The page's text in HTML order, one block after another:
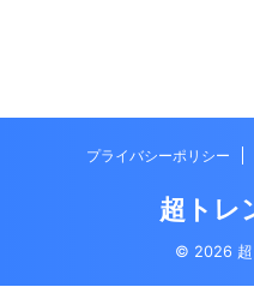
プライバシーポリシー
超トレ
© 2026 超